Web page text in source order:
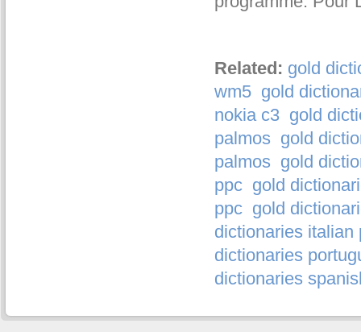
Related: gold
wm5 gold
nokia c3 gold
palmos gold
palmos gold
ppc gold
ppc gold
dictionaries italian
dictionaries
dictionaries